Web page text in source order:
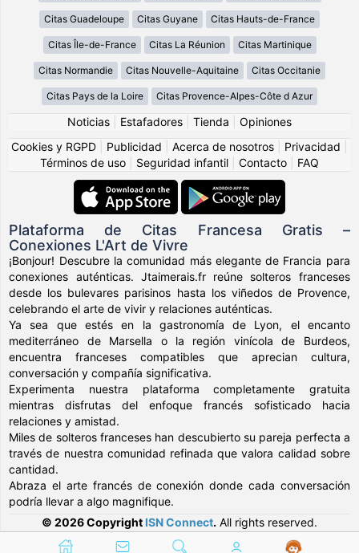
Citas Guadeloupe Citas Guyane Citas Hauts-de-France
Citas Île-de-France Citas La Réunion Citas Martinique
Citas Normandie Citas Nouvelle-Aquitaine Citas Occitanie
Citas Pays de la Loire Citas Provence-Alpes-Côte d Azur
Noticias Estafadores Tienda
Opiniones
Cookies y RGPD
Publicidad Acerca de nosotros Privacidad
Términos de uso
Seguridad infantil Contacto FAQ
Plataforma de Citas Francesa Gratis –
Conexiones L'Art de Vivre
¡Bonjour! Descubre la comunidad más elegante de Francia para
conexiones auténticas. Jtaimerais.fr reúne solteros franceses
desde los bulevares parisinos hasta los viñedos de Provence,
celebrando el arte de vivir y relaciones auténticas.
Ya sea que estés en la gastronomía de Lyon, el encanto
mediterráneo de Marsella o la región vinícola de Burdeos,
encuentra franceses compatibles que aprecian cultura,
conversación y compañía significativa.
Experimenta nuestra plataforma completamente gratuita
mientras disfrutas del enfoque francés sofisticado hacia
relaciones y amistad.
Miles de solteros franceses han descubierto su pareja perfecta a
través de nuestra comunidad refinada que valora calidad sobre
cantidad.
Abraza el arte francés de conexión donde cada conversación
podría llevar a algo magnifique.
© 2026 Copyright ISN Connect. All rights reserved.